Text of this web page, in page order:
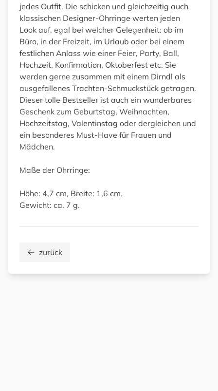
jedes Outfit. Die schicken und gleichzeitig auch
klassischen Designer-Ohrringe werten jeden
Look auf, egal bei welcher Gelegenheit: ob im
Büro, in der Freizeit, im Urlaub oder bei einem
festlichen Anlass wie einer Feier, Party, Ball,
Hochzeit, Konfirmation, Oktoberfest etc. Sie
werden gerne zusammen mit einem Dirndl als
ausgefallenes Trachten-Schmuckstück getragen.
Dieser tolle Bestseller ist auch ein wunderbares
Geschenk zum Geburtstag, Weihnachten,
Hochzeitstag, Valentinstag oder dergleichen und
ein besonderes Must-Have für Frauen und
Mädchen.
Maße der Ohrringe:
Höhe: 4,7 cm, Breite: 1,6 cm.
Gewicht: ca. 7 g.
zurück